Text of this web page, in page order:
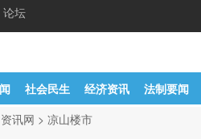
论坛
中共凉山州委组织部凉山州人
社会民生 经济资讯 法制要闻
讯网 > 凉山楼市